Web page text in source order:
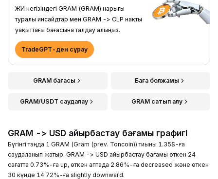
ЖИ негізіндегі GRAM (GRAM) нарығы
туралы инсайдтар мен GRAM -> CLP нақты
уақыттағы бағасына талдау алыңыз.
TradeGPT-ден сұрау
GRAM бағасы Баға болжамы
GRAM/USDT саудалау GRAM сатып алу
GRAM -> USD айырбастау бағамы графигі
Бүгінгі таңда 1 GRAM (Gram (prev. Toncoin)) тиыны 1.35$-ға
саудаланып жатыр. GRAM -> USD айырбастау бағамы өткен 24
сағатта 0.73%-ға up, өткен аптада 2.86%-ға decreased және өткен
30 күнде 14.72%-ға slightly downward.